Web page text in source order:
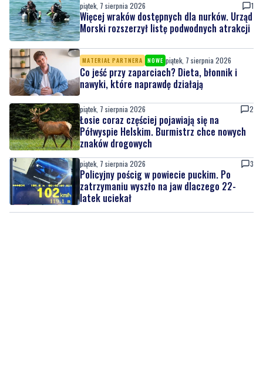
piątek, 7 sierpnia 2026 1
Więcej wraków dostępnych dla nurków. Urząd
Morski rozszerzył listę podwodnych atrakcji
MATERIAŁ PARTNERA NOWE piątek, 7 sierpnia 2026
Co jeść przy zaparciach? Dieta, błonnik i
nawyki, które naprawdę działają
piątek, 7 sierpnia 2026 2
Łosie coraz częściej pojawiają się na
Półwyspie Helskim. Burmistrz chce nowych
znaków drogowych
piątek, 7 sierpnia 2026 3
Policyjny pościg w powiecie puckim. Po
zatrzymaniu wyszło na jaw dlaczego 22-
latek uciekał